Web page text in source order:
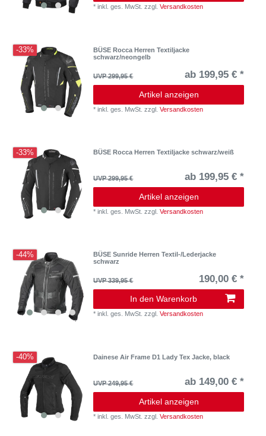
*inkl. ges. MwSt. zzgl.Versandkosten
-33%
BÜSE Rocca Herren Textiljacke
schwarz/neongelb
UVP 299,95 € ab 199,95 € *
Artikel anzeigen
*inkl. ges. MwSt. zzgl.Versandkosten
-33% BÜSE Rocca Herren Textiljacke schwarz/weiß
UVP 299,95 € ab 199,95 € *
Artikel anzeigen
*inkl. ges. MwSt. zzgl.Versandkosten
-44%
BÜSE Sunride Herren Textil-/Lederjacke
schwarz
UVP 339,95 € 190,00 € *
In den Warenkorb
*inkl. ges. MwSt. zzgl.Versandkosten
-40% Dainese Air Frame D1 Lady Tex Jacke, black
UVP 249,95 € ab 149,00 € *
Artikel anzeigen
*inkl. ges. MwSt. zzgl.Versandkosten